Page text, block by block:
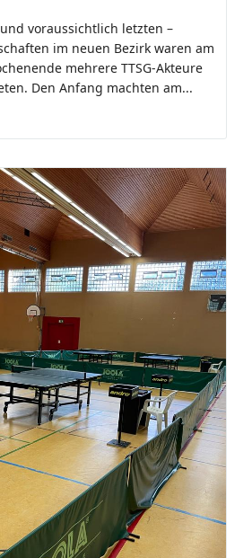
voraussichtlich letzten –
im neuen Bezirk waren am
mehrere TTSG-Akteure
Den Anfang machten am...